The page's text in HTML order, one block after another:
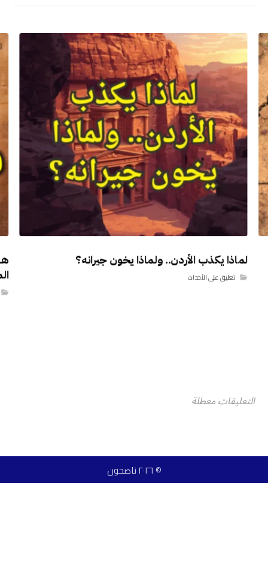
لماذا يكذب الأردن.. ولماذا يخون جيرانه؟
تعليق على الأحداث
التعليقات معطلة
© ٢٠٢٦ ناصحون